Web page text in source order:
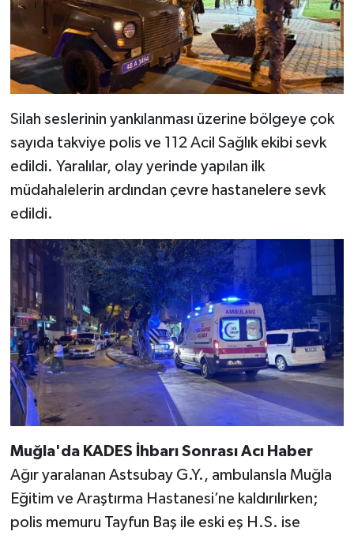
Silah seslerinin yankılanması üzerine bölgeye çok
sayıda takviye polis ve 112 Acil Sağlık ekibi sevk
edildi. Yaralılar, olay yerinde yapılan ilk
müdahalelerin ardından çevre hastanelere sevk
edildi.
Muğla'da KADES İhbarı Sonrası Acı Haber
Ağır yaralanan Astsubay G.Y., ambulansla Muğla
Eğitim ve Araştırma Hastanesi’ne kaldırılırken;
polis memuru Tayfun Baş ile eski eş H.S. ise